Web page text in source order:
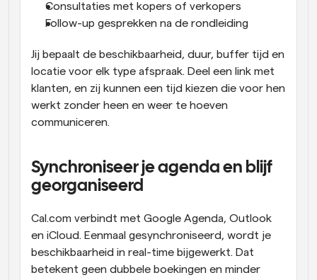
Consultaties met kopers of verkopers
Follow-up gesprekken na de rondleiding
Jij bepaalt de beschikbaarheid, duur, buffer tijd en
locatie voor elk type afspraak. Deel een link met
klanten, en zij kunnen een tijd kiezen die voor hen
werkt zonder heen en weer te hoeven
communiceren.
Synchroniseer je agenda en blijf
georganiseerd
Cal.com verbindt met Google Agenda, Outlook
en iCloud. Eenmaal gesynchroniseerd, wordt je
beschikbaarheid in real-time bijgewerkt. Dat
betekent geen dubbele boekingen en minder